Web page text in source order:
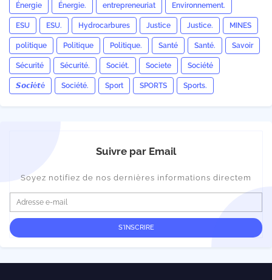
Énergie Énergie. entrepreneuriat Environnement.
ESU ESU. Hydrocarbures Justice Justice. MINES
politique Politique Politique. Santé Santé. Savoir
Sécurité Sécurité. Sociét. Societe Société
𝙎𝙤𝙘𝙞é𝙩é Société. Sport SPORTS Sports.
Suivre par Email
Soyez notifiez de nos dernières informations directem